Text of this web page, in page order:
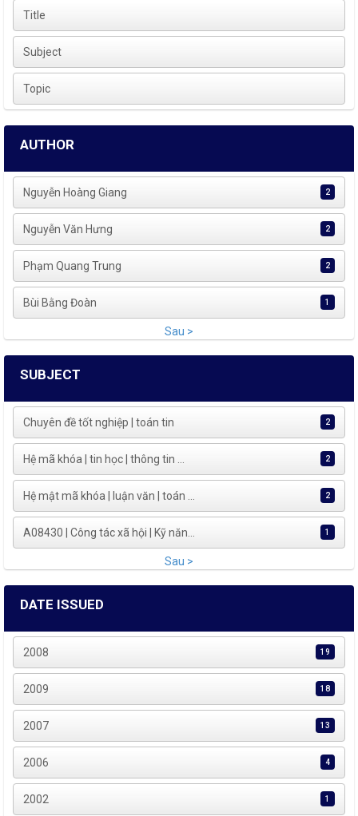
Title
Subject
Topic
AUTHOR
Nguyễn Hoàng Giang 2
Nguyễn Văn Hưng 2
Phạm Quang Trung 2
Bùi Bằng Đoàn 1
Sau >
SUBJECT
Chuyên đề tốt nghiệp | toán tin 2
Hệ mã khóa | tin học | thông tin ... 2
Hệ mật mã khóa | luận văn | toán ... 2
A08430 | Công tác xã hội | Kỹ năn... 1
Sau >
DATE ISSUED
2008 19
2009 18
2007 13
2006 4
2002 1